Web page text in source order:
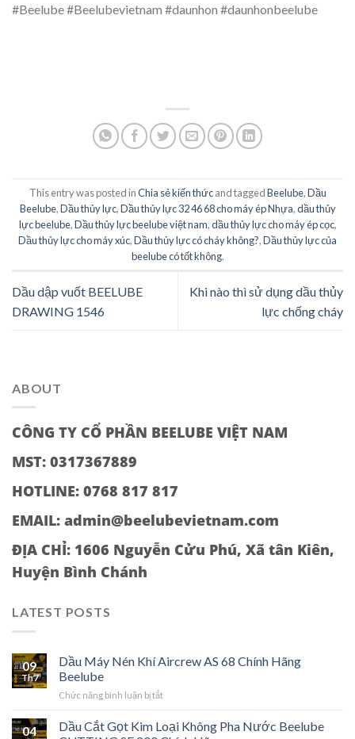
#Beelube #Beelubevietnam #daunhon #daunhonbeelube
This entry was posted inChia sẻ kiến thứcand taggedBeelube,Dầu
Beelube,Dầu thủy lực,Dầu thủy lực 32 46 68 cho máy ép Nhựa,dầu thủy
lực beelube,Dầu thủy lực beelube việt nam,dầu thủy lực cho máy ép cọc,
Dầu thủy lực cho máy xúc,Dầu thủy lực có cháy không?,Dầu thủy lực của
beelube có tốt không.
Dầu dập vuốt BEELUBE
DRAWING 1546
Khi nào thì sử dụng dầu thủy
lực chống cháy
ABOUT
CÔNG TY CỔ PHẦN BEELUBE VIỆT NAM
MST: 0317367889
HOTLINE: 0768 817 817
EMAIL: admin@beelubevietnam.com
ĐỊA CHỈ: 1606 Nguyễn Cửu Phú, Xã tân Kiên,
Huyện Bình Chánh
LATEST POSTS
09
Th7
Dầu Máy Nén Khí Aircrew AS 68 Chính Hãng
Beelube
Chức năng bình luận bị tắtở
Máy
Nén
04
Dầu Cắt Gọt Kim Loại Không Pha Nước Beelube